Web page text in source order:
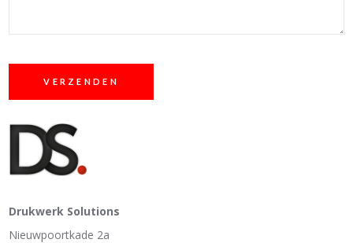
Drukwerk Solutions
Nieuwpoortkade 2a